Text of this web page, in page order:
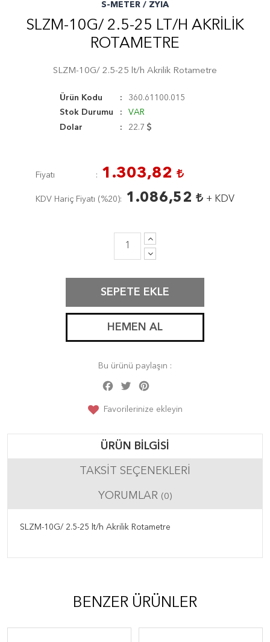
S-METER / ZYIA
SLZM-10G/ 2.5-25 LT/H AKRILIK
ROTAMETRE
SLZM-10G/ 2.5-25 lt/h Akrilik Rotametre
Ürün Kodu
360.61100.015
Stok Durumu
VAR
Dolar
22.7
Fiyatı 1.303,82
KDV Hariç Fiyatı ( %20 ) 1.086,52 + KDV
SEPETE EKLE
HEMEN AL
Bu ürünü paylaşın :
Facebook
Twitter
Favorilerinize ekleyin
ÜRÜN BILGISI
TAKSIT SEÇENEKLERI
YORUMLAR (0)
SLZM-10G/ 2.5-25 lt/h Akrilik Rotametre
BENZER ÜRÜNLER